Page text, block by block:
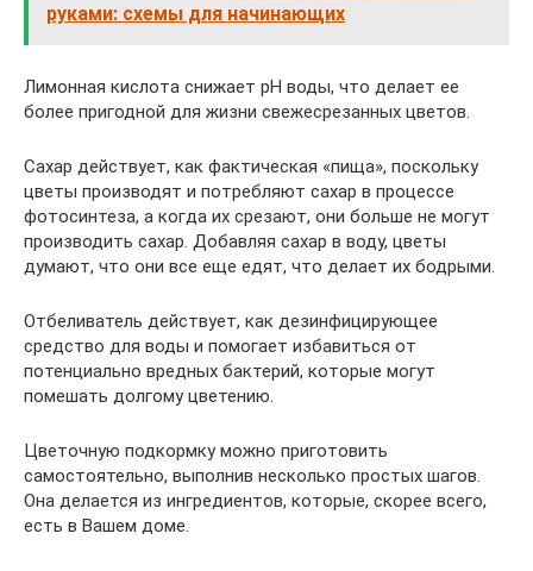
руками: схемы для начинающих
Лимонная кислота снижает pH воды, что делает ее
более пригодной для жизни свежесрезанных цветов.
Сахар действует, как фактическая «пища», поскольку
цветы производят и потребляют сахар в процессе
фотосинтеза, а когда их срезают, они больше не могут
производить сахар. Добавляя сахар в воду, цветы
думают, что они все еще едят, что делает их бодрыми.
Отбеливатель действует, как дезинфицирующее
средство для воды и помогает избавиться от
потенциально вредных бактерий, которые могут
помешать долгому цветению.
Цветочную подкормку можно приготовить
самостоятельно, выполнив несколько простых шагов.
Она делается из ингредиентов, которые, скорее всего,
есть в Вашем доме.